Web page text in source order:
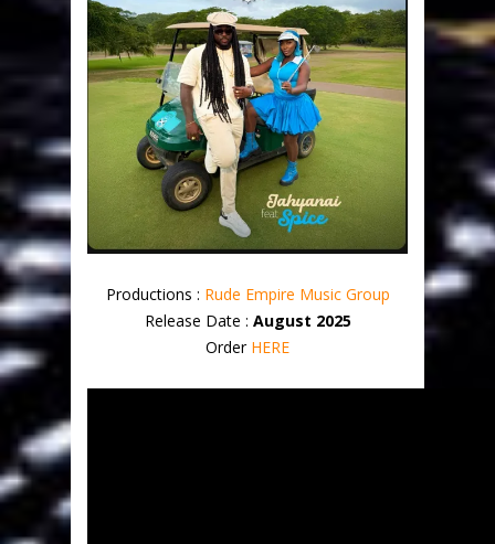
Productions : Rude Empire Music Group
Release Date : August 2025
Order HERE